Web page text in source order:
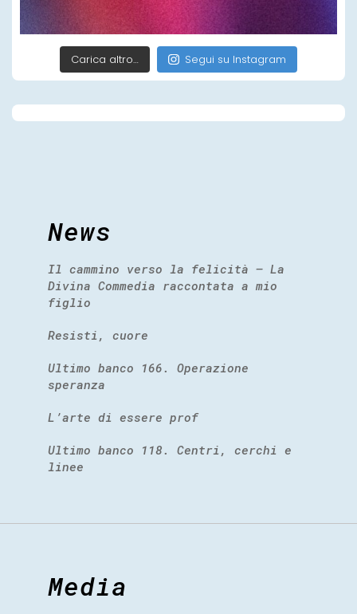
Carica altro… Segui su Instagram
News
Il cammino verso la felicità – La
Divina Commedia raccontata a mio
figlio
Resisti, cuore
Ultimo banco 166. Operazione
speranza
L’arte di essere prof
Ultimo banco 118. Centri, cerchi e
linee
Media